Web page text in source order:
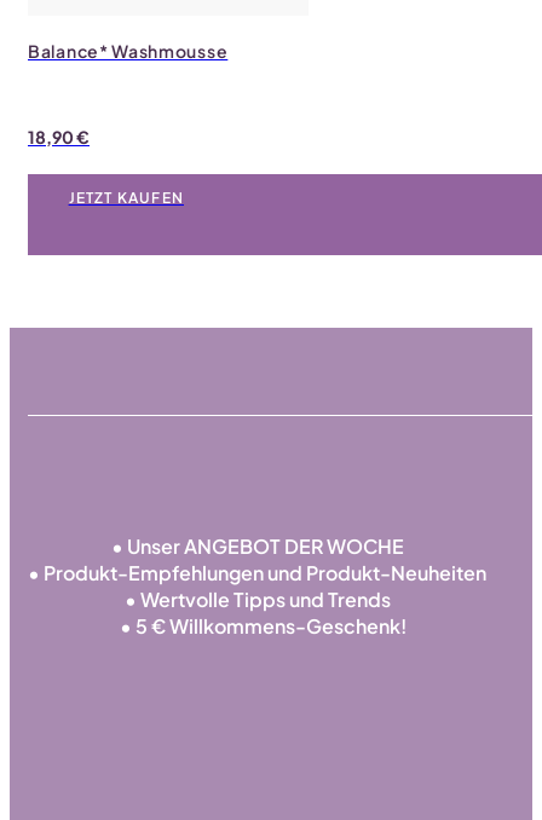
Balance* Washmousse
18,90€
JETZT KAUFEN
• Unser ANGEBOT DER WOCHE
• Produkt-Empfehlungen und Produkt-Neuheiten
• Wertvolle Tipps und Trends
• 5 € Willkommens-Geschenk!